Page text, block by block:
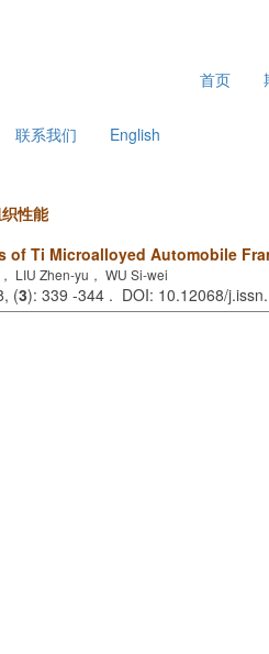
首页
联系我们 English
性能
of Ti Microalloyed Automobile
LIU Zhen-yu， WU Si-wei
(3): 339 -344 . DOI: 10.12068/